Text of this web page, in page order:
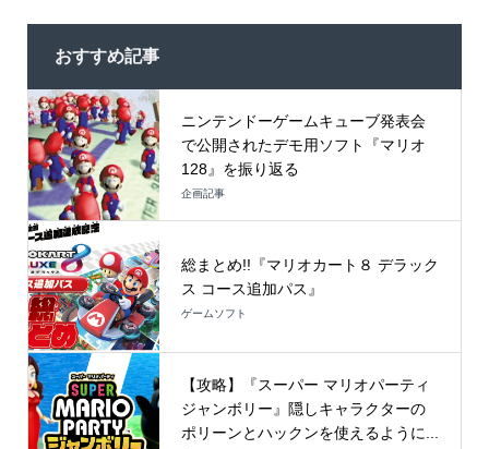
おすすめ記事
ニンテンドーゲームキューブ発表会
で公開されたデモ用ソフト『マリオ
128』を振り返る
企画記事
総まとめ!!『マリオカート８ デラック
ス コース追加パス』
ゲームソフト
【攻略】『スーパー マリオパーティ
ジャンボリー』隠しキャラクターの
ポリーンとハックンを使えるように...